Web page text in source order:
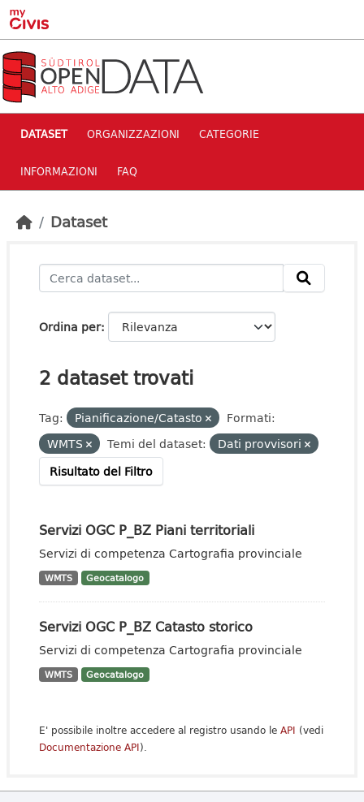
Skip to main content
DATASET ORGANIZZAZIONI CATEGORIE
INFORMAZIONI FAQ
Dataset
Ordina per
2 dataset trovati
Tag: Pianificazione/Catasto
Formati:
WMTS
Temi del dataset:
Dati provvisori
Risultato del Filtro
Servizi OGC P_BZ Piani territoriali
Servizi di competenza Cartografia provinciale
WMTS Geocatalogo
Servizi OGC P_BZ Catasto storico
Servizi di competenza Cartografia provinciale
WMTS Geocatalogo
E' possibile inoltre accedere al registro usando le API (vedi
Documentazione API).